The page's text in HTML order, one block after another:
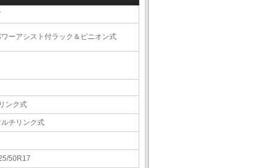
ーアシスト付ラック＆ピニオン式
ンク式
チリンク式
50R17